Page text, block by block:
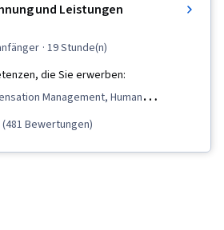
Management
und Leistungen
· 19 Stunde(n)
die Sie erwerben:
Management, Human
Compensation Strategy, Human
Job Evaluation
(481 Bewertungen)